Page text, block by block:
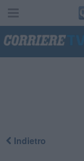
Indietro